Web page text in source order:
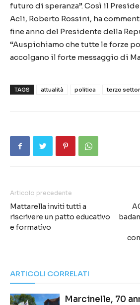
futuro di speranza”. Così il
Acli, Roberto Rossini, ha
fine anno del Presidente della
“Auspichiamo che tutte le forze
accolgano il forte messaggio di
TAGS attualità politica terzo
Articolo precedente
Mattarella inviti tutti a
riscrivere un patto educativo
e formativo
ARTICOLI CORRELATI
Marcinelle, 70